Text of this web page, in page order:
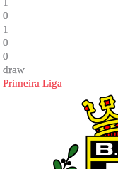
0
1
0
0
draw
Primeira Liga